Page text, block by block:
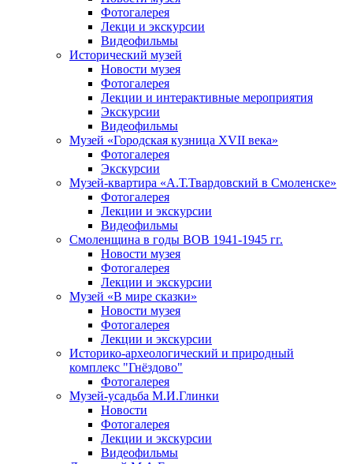
Фотогалерея
Лекци и экскурсии
Видеофильмы
Исторический музей
Новости музея
Фотогалерея
Лекции и интерактивные мероприятия
Экскурсии
Видеофильмы
Музей «Городская кузница XVII века»
Фотогалерея
Экскурсии
Музей-квартира «А.Т.Твардовский в Смоленске»
Фотогалерея
Лекции и экскурсии
Видеофильмы
Смоленщина в годы ВОВ 1941-1945 гг.
Новости музея
Фотогалерея
Лекции и экскурсии
Музей «В мире сказки»
Новости музея
Фотогалерея
Лекции и экскурсии
Историко-археологический и природный
комплекс "Гнёздово"
Фотогалерея
Музей-усадьба М.И.Глинки
Новости
Фотогалерея
Лекции и экскурсии
Видеофильмы